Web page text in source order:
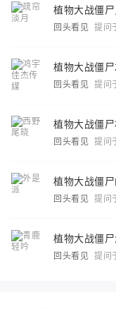
植物大战僵
回头看见 提问
植物大战僵
回头看见 提问
植物大战僵
回头看见 提问
植物大战僵
回头看见 提问
植物大战僵
回头看见 提问